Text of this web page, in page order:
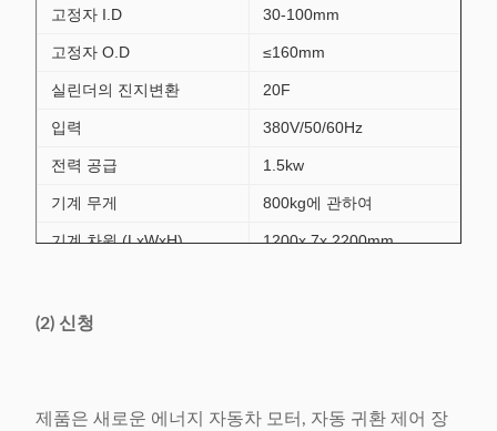
고정자 I.D 30-100mm
고정자 O.D ≤160mm
실린더의 진지변환 20F
입력 380V/50/60Hz
전력 공급 1.5kw
기계 무게 800kg에 관하여
기계 차원 (LxWxH) 1200x 7x 2200mm
(2) 신청
제품은 새로운 에너지 자동차 모터, 자동 귀환 제어 장